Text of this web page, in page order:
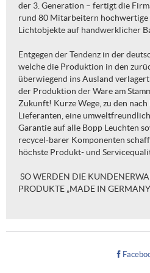
der 3. Generation – fertigt die
rund 80 Mitarbeitern
Lichtobjekte auf handwerklicher
Entgegen der Tendenz in der
welche die Produktion in den
überwiegend ins Ausland
der Produktion der Ware am
Zukunft! Kurze Wege, zu den
Lieferanten, eine
Garantie auf alle Bopp Leuchten
recycel-barer Komponenten
höchste Produkt- und
SO WERDEN DIE
PRODUKTE „MADE IN